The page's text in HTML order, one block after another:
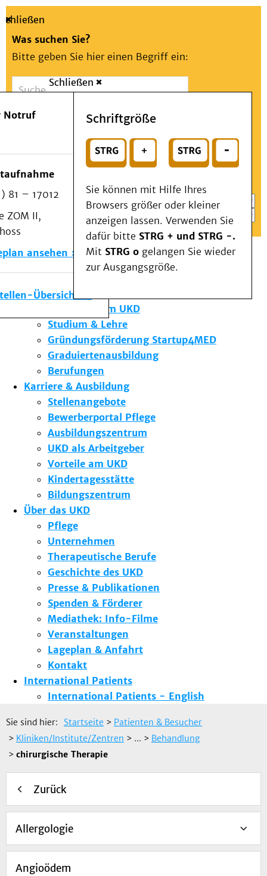
Suche
Schließen
Was suchen Sie?
Bitte geben Sie hier einen Begriff ein:
Suchen
oder
Wählen Sie ein Thema für Ihren Schnelleinstieg
Notfall
Schließen
Notruf
81 – 17012
ZOM II,
ansehen
Übersicht
Schriftgröße
Sie können mit Hilfe Ihres
Browsers größer oder kleiner
anzeigen lassen. Verwenden Sie
dafür bitte STRG + und STRG -.
Mit STRG o gelangen Sie wieder
zur Ausgangsgröße.
Menü
Patienten & Besucher
Kliniken/Institute/Zentren
Als Patient am UKD
Beratung und Unterstützung
Veranstaltungen
Kommunikation im Medizinwesen (KIM)
Notfall
Forschung & Lehre
Die Institute des UKD
Forschung am UKD
Studium & Lehre
Gründungsförderung Startup4MED
Graduiertenausbildung
Berufungen
Karriere & Ausbildung
Stellenangebote
Bewerberportal Pflege
Ausbildungszentrum
UKD als Arbeitgeber
Vorteile am UKD
Kindertagesstätte
Bildungszentrum
Über das UKD
Pflege
Unternehmen
Therapeutische Berufe
Geschichte des UKD
Presse & Publikationen
Spenden & Förderer
Mediathek: Info-Filme
Veranstaltungen
Lageplan & Anfahrt
Kontakt
International Patients
International Patients - English
Sie sind hier: Startseite > Patienten & Besucher
> Kliniken/Institute/Zentren > ... > Behandlung
> chirurgische Therapie
Zurück
Allergologie
Angioödem